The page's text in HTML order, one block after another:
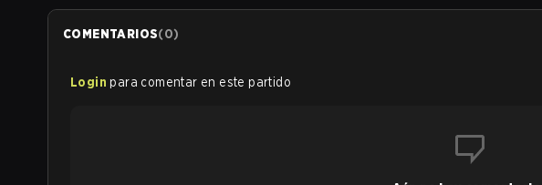
COMENTARIOS(0)
Login para comentar en este partido